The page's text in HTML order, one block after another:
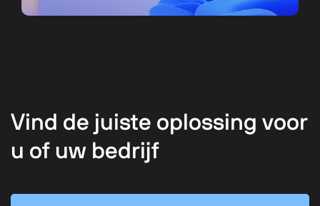
Vind de juiste oplossing voor
u of uw bedrijf